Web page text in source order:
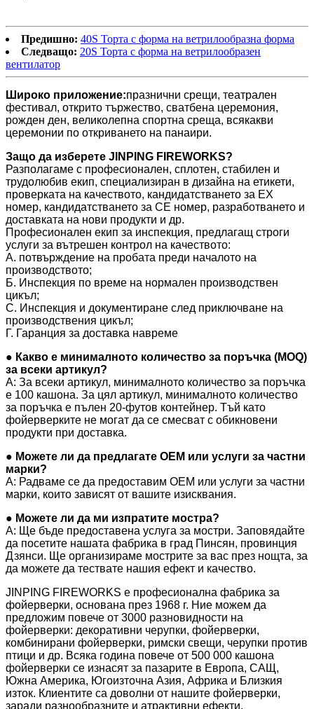
Предишно: 40S Торта с форма на ветрилообразна форма
Следващо: 20S Торта с форма на ветрилообразен
вентилатор
Широко приложение:празнични срещи, театрален
фестивал, открито тържество, сватбена церемония,
рожден ден, великолепна спортна среща, всякакви
церемонии по откриването на панаири.
Защо да изберете JINPING FIREWORKS?
Разполагаме с професионален, сплотен, стабилен и
трудолюбив екип, специализиран в дизайна на етикети,
проверката на качеството, кандидатстването за EX
номер, кандидатстването за CE номер, разработването и
доставката на нови продукти и др.
Професионален екип за инспекция, предлагащ строги
услуги за вътрешен контрол на качеството:
A. потвърждение на пробата преди началото на
производството;
Б. Инспекция по време на нормален производствен
цикъл;
C. Инспекция и документиране след приключване на
производствения цикъл;
Г. Гаранция за доставка навреме
● Какво е минималното количество за поръчка (MOQ)
за всеки артикул?
A: За всеки артикул, минималното количество за поръчка
е 100 кашона. За цял артикул, минималното количество
за поръчка е пълен 20-футов контейнер. Тъй като
фойерверките не могат да се смесват с обикновени
продукти при доставка.
● Можете ли да предлагате OEM или услуги за частни
марки?
A: Радваме се да предоставим OEM или услуги за частни
марки, които зависят от вашите изисквания.
● Можете ли да ми изпратите мостра?
A: Ще бъде предоставена услуга за мостри. Заповядайте
да посетите нашата фабрика в град Пинсян, провинция
Дзянси. Ще организираме мострите за вас през нощта, за
да можете да тествате нашия ефект и качество.
JINPING FIREWORKS е професионална фабрика за
фойерверки, основана през 1968 г. Ние можем да
предложим повече от 3000 разновидности на
фойерверки: декоративни черупки, фойерверки,
комбинирани фойерверки, римски свещи, черупки против
птици и др. Всяка година повече от 500 000 кашона
фойерверки се изнасят за пазарите в Европа, САЩ,
Южна Америка, Югоизточна Азия, Африка и Близкия
изток. Клиентите са доволни от нашите фойерверки,
заради разнообразните и атрактивни ефекти,